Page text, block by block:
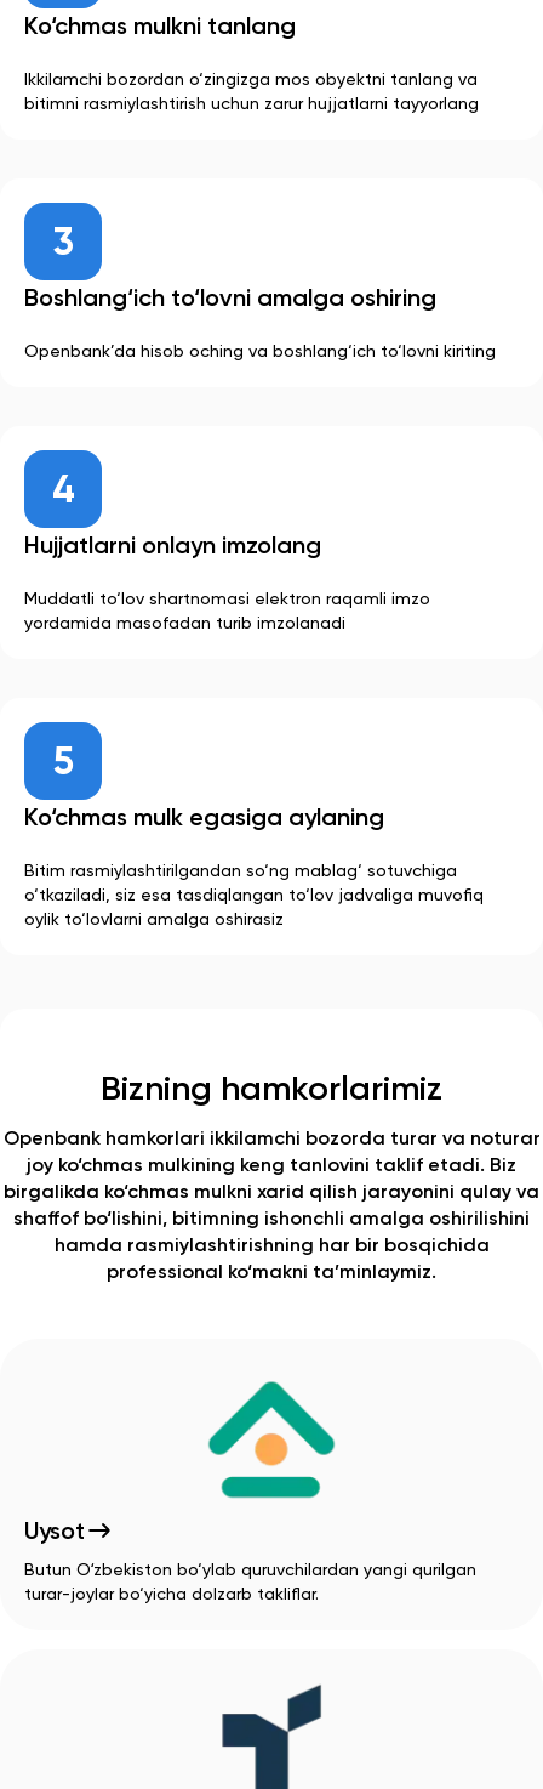
Ko‘chmas mulkni tanlang
Ikkilamchi bozordan o‘zingizga mos obyektni tanlang va
bitimni rasmiylashtirish uchun zarur hujjatlarni tayyorlang
Boshlang‘ich to‘lovni amalga oshiring
Openbank’da hisob oching va boshlang‘ich to‘lovni kiriting
Hujjatlarni onlayn imzolang
Muddatli to‘lov shartnomasi elektron raqamli imzo
yordamida masofadan turib imzolanadi
Ko‘chmas mulk egasiga aylaning
Bitim rasmiylashtirilgandan so‘ng mablag‘ sotuvchiga
o‘tkaziladi, siz esa tasdiqlangan to‘lov jadvaliga muvofiq
oylik to‘lovlarni amalga oshirasiz
Bizning hamkorlarimiz
Openbank hamkorlari ikkilamchi bozorda turar va noturar
joy ko‘chmas mulkining keng tanlovini taklif etadi. Biz
birgalikda ko‘chmas mulkni xarid qilish jarayonini qulay va
shaffof bo‘lishini, bitimning ishonchli amalga oshirilishini
hamda rasmiylashtirishning har bir bosqichida
professional ko‘makni ta’minlaymiz.
Uysot
Butun Oʻzbekiston bo‘ylab quruvchilardan yangi qurilgan
turar-joylar bo‘yicha dolzarb takliflar.